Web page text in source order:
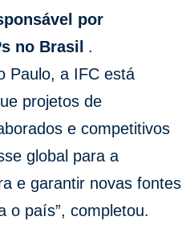
por
no Brasil .
Paulo, a IFC está
projetos de
e competitivos
global para a
e garantir novas fontes
o país”, completou.